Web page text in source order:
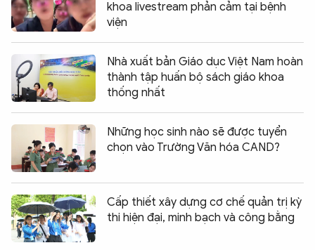
khoa livestream phản cảm tại bệnh
viện
Nhà xuất bản Giáo dục Việt Nam hoàn
thành tập huấn bộ sách giáo khoa
thống nhất
Những học sinh nào sẽ được tuyển
chọn vào Trường Văn hóa CAND?
Cấp thiết xây dựng cơ chế quản trị kỳ
thi hiện đại, minh bạch và công bằng